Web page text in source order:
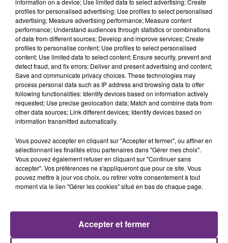
14h50
14h50
Juste Un Peu
14h46
14h46
Am I Wrong
14h43
14h43 14h40
14h40
information on a device; Use limited data to select advertising; Create
profiles for personalised advertising; Use profiles to select personalised
advertising; Measure advertising performance; Measure content
performance; Understand audiences through statistics or combinations
of data from different sources; Develop and improve services; Create
profiles to personalise content; Use profiles to select personalised
content; Use limited data to select content; Ensure security, prevent and
detect fraud, and fix errors; Deliver and present advertising and content;
Save and communicate privacy choices. These technologies may
process personal data such as IP address and browsing data to offer
following functionalities: Identify devices based on information actively
requested; Use precise geolocation data; Match and combine data from
other data sources; Link different devices; Identify devices based on
information transmitted automatically.
Vous pouvez accepter en cliquant sur "Accepter et fermer", ou affiner en
sélectionnant les finalités et/ou partenaires dans "Gérer mes choix".
Vous pouvez également refuser en cliquant sur "Continuer sans
accepter". Vos préférences ne s'appliqueront que pour ce site. Vous
pouvez mettre à jour vos choix, ou retirer votre consentement à tout
moment via le lien "Gérer les cookies" situé en bas de chaque page.
Accepter et fermer